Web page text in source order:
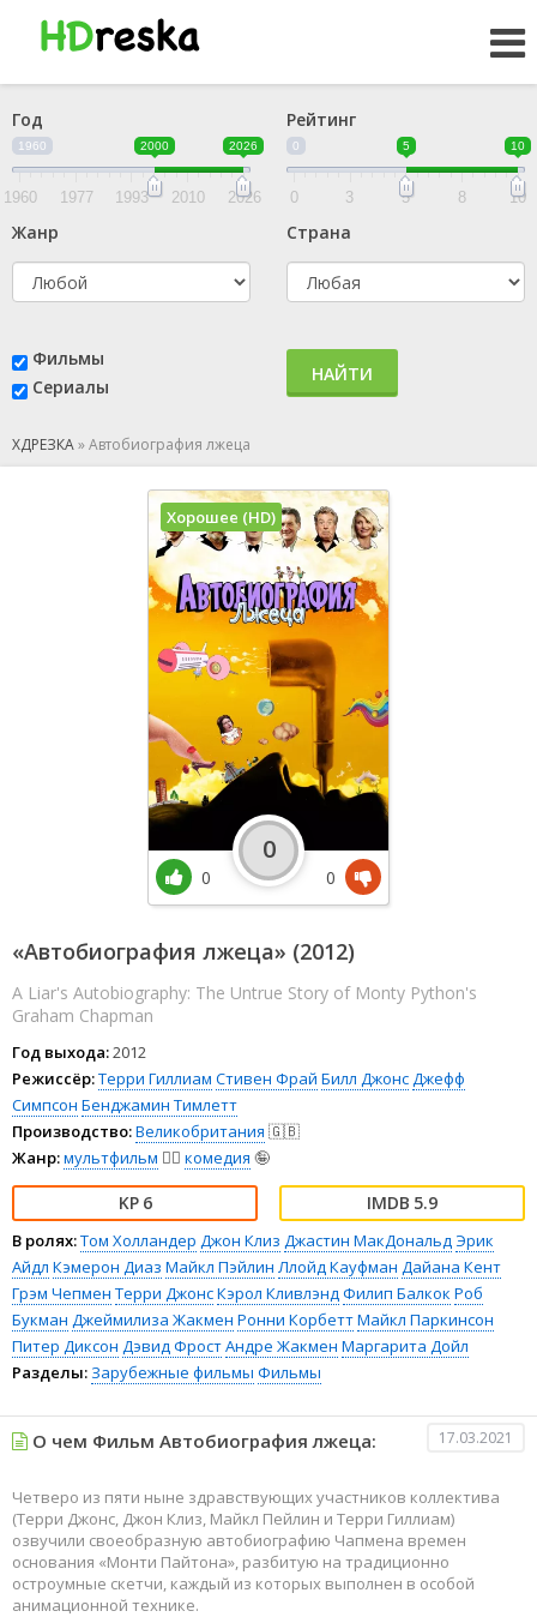
Год
1960 2000 2026
1960 1977 1993 2010 2026
Рейтинг
0 5 10
0 3 5 8 10
Жанр Страна
Фильмы
Сериалы
НАЙТИ
ХДРЕЗКА»Автобиография лжеца
«Автобиография лжеца» (2012)
A Liar's Autobiography: The Untrue Story of Monty Python's
Graham Chapman
Год выхода:2012
Режиссёр:Терри Гиллиам Стивен Фрай Билл ДжонсДжефф
Симпсон Бенджамин Тимлетт
Производство:Великобритания 🇬🇧
Жанр:мультфильм 🧚‍♀️ комедия 🤪
6 5.9
В ролях:Том Холландер Джон Клиз Джастин МакДональдЭрик
Айдл Кэмерон Диаз Майкл Пэйлин Ллойд Кауфман Дайана Кент
Грэм Чепмен Терри ДжонсКэрол КливлэндФилип Балкок Роб
Букман Джеймилиза Жакмен Ронни КорбеттМайкл Паркинсон
Питер Диксон Дэвид ФростАндре Жакмен Маргарита Дойл
Разделы: Зарубежные фильмы Фильмы
Хорошее (HD)
0
0
0
О чем Фильм Автобиография лжеца: 17.03.2021
Четверо из пяти ныне здравствующих участников коллектива
(Терри Джонс, Джон Клиз, Майкл Пейлин и Терри Гиллиам)
озвучили своеобразную автобиографию Чапмена времен
основания «Монти Пайтона», разбитую на традиционно
остроумные скетчи, каждый из которых выполнен в особой
анимационной технике.